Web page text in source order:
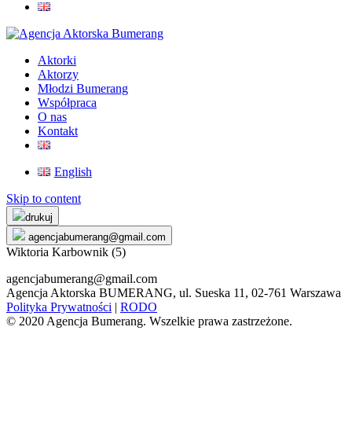
Aktorki
Aktorzy
Młodzi Bumerang
Współpraca
O nas
Kontakt
English
Skip to content
drukuj
agencjabumerang@gmail.com
Wiktoria Karbownik (5)
agencjabumerang@gmail.com
Agencja Aktorska BUMERANG, ul. Sueska 11, 02-761 Warszawa
Polityka Prywatności | RODO
© 2020 Agencja Bumerang. Wszelkie prawa zastrzeżone.